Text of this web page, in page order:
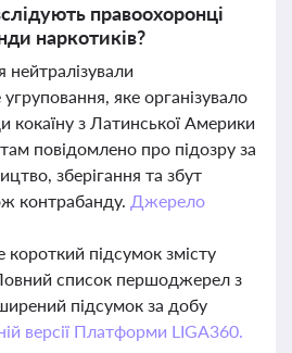
правоохоронці
наркотиків?
яке організувало
кокаїну з Латинської Америки
повідомлено про підозру за
зберігання та збут
контрабанду. Джерело
підсумок змісту
список першоджерел з
підсумок за добу
версії Платформи LIGA360.